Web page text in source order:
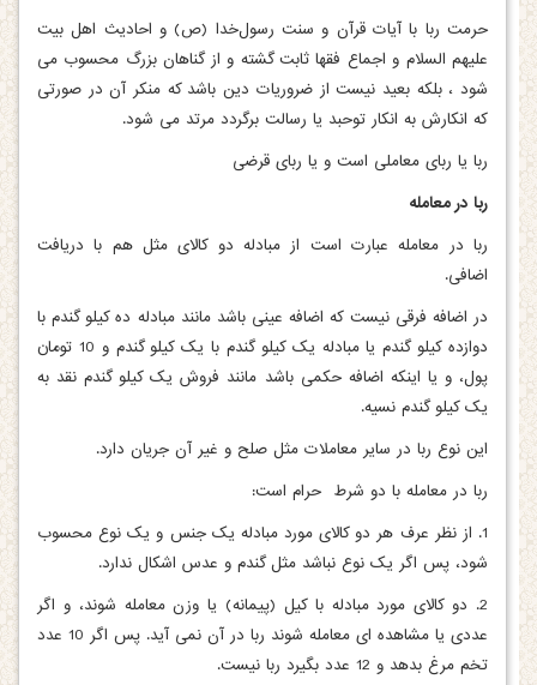
حرمت ربا با آیات قرآن و سنت رسول‌خدا (ص) و احادیث اهل بیت
علیهم السلام و اجماع فقها ثابت گشته و از گناهان بزرگ محسوب می
شود ، بلکه بعید نیست از ضروریات دین باشد که منکر آن در صورتی
که انکارش به انکار توحبد یا رسالت برگردد مرتد می شود.
ربا یا ربای معاملی است و یا ربای قرضی
ربا در معامله
ربا در معامله عبارت است از مبادله دو کالای مثل هم با دریافت
اضافی.
در اضافه فرقی نیست که اضافه عینی باشد مانند مبادله ده کیلو گندم با
دوازده کیلو گندم یا مبادله یک کیلو گندم با یک کیلو گندم و 10 تومان
پول، و یا اینکه اضافه حکمی باشد مانند فروش یک کیلو گندم نقد به
یک کیلو گندم نسیه.
این نوع ربا در سایر معاملات مثل صلح و غیر آن جریان دارد.
ربا در معامله با دو شرط حرام است:
1. از نظر عرف هر دو کالای مورد مبادله یک جنس و یک نوع محسوب
شود، پس اگر یک نوع نباشد مثل گندم و عدس اشکال ندارد.
2. دو کالای مورد مبادله با کیل (پیمانه) یا وزن معامله شوند، و اگر
عددی یا مشاهده ای معامله شوند ربا در آن نمی آید. پس اگر 10 عدد
تخم مرغ بدهد و 12 عدد بگیرد ربا نیست.